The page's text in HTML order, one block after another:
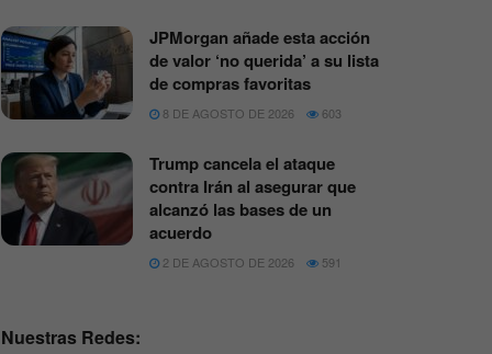
JPMorgan añade esta acción
de valor ‘no querida’ a su lista
de compras favoritas
8 DE AGOSTO DE 2026 603
Trump cancela el ataque
contra Irán al asegurar que
alcanzó las bases de un
acuerdo
2 DE AGOSTO DE 2026 591
Nuestras Redes: